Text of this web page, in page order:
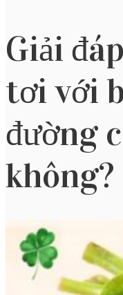
Giải
tơi với
đường
không?